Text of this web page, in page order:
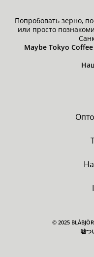
Попробовать зерно,
или просто
Maybe Tokyo
© 2025
嘘つ